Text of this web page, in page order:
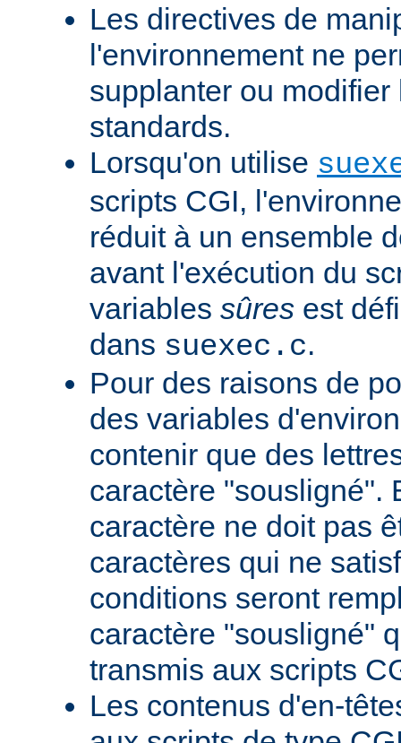
Les directives de
l'environnement ne
supplanter ou
standards.
Lorsqu'on utilise
scripts CGI,
réduit à un ensemble
avant l'exécution du
variables sûres est
dans suexec.c.
Pour des raisons de
des variables
contenir que des
caractère "sousligné".
caractère ne doit pas
caractères qui ne
conditions seront
caractère "sousligné"
transmis aux scripts
Les contenus d'en-